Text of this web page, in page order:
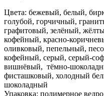
Цвета: бежевый, белый,
голубой, горчичный,
графитовый, зелёный,
кофейный, красно-
оливковый, пепельный,
кофейный, серый, серый-
вишнёвый, тёмно-
фисташковый, холодный
шоколадный
Упаковка: полимерное ведро